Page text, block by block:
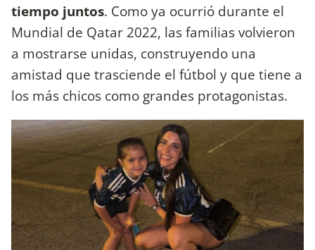
tiempo juntos. Como ya ocurrió durante el
Mundial de Qatar 2022, las familias volvieron
a mostrarse unidas, construyendo una
amistad que trasciende el fútbol y que tiene a
los más chicos como grandes protagonistas.